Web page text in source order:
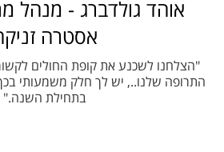
אוהד גולדברג - מנהל
אסטרה
"הצלחנו לשכנע את קופת החולים
התרופה שלנו.., יש לך חלק משמעותי
בתחילת השנה."